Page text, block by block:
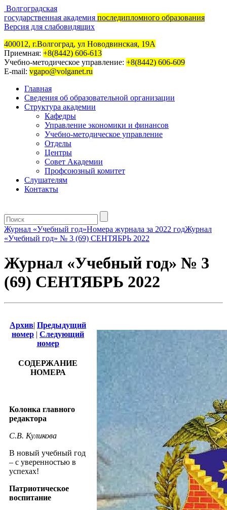
Волгоградская
государственная академия последипломного образования
Версия для слабовидящих
400012, г.Волгоград, ул Новодвинская, 19А
Приемная: +8(8442) 606-613
Учебно-методическое управление: +8(8442) 606-609
E-mail: vgapo@volganet.ru
Главная
Сведения об образовательной организации
Структура академии
Кафедры
Управление экономики и финансов
Учебно-методическое управление
Отделы
Центры
Совет Академии
Профсоюзный комитет
Слушателям
Контакты
Журнал «Учебный год»Номера журнала за 2022 годЖурнал
«Учебный год» № 3 (69) СЕНТЯБРЬ 2022
Журнал «Учебный год» № 3
(69) СЕНТЯБРЬ 2022
Архив| Предыдущий
номер | Следующий
номер
СОДЕРЖАНИЕ
НОМЕРА
Колонка главного
редактора
С.В. Куликова
В новый учебный год
– с уверенностью в
успехах!
Патриотическое
воспитание